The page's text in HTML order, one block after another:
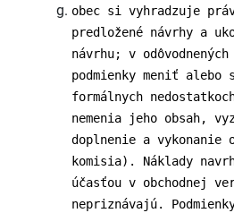
obec si vyhradzuje
predložené návrhy a
návrhu; v
podmienky meniť
formálnych
nemenia jeho obsah,
doplnenie a vykonanie
komisia). Náklady
účasťou v obchodnej
nepriznávajú.